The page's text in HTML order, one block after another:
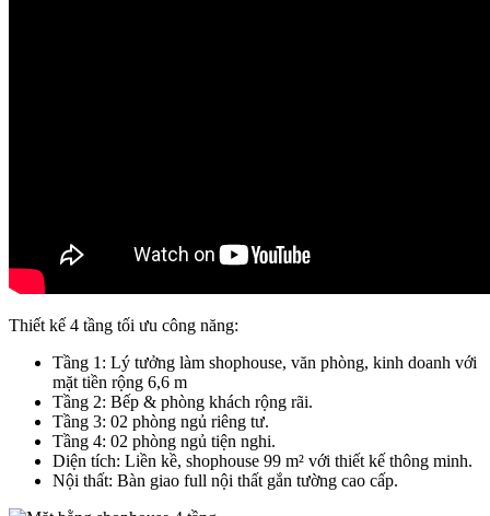
Thiết kế 4 tầng tối ưu công năng:
Tầng 1: Lý tưởng làm shophouse, văn phòng, kinh doanh với
mặt tiền rộng 6,6 m
Tầng 2: Bếp & phòng khách rộng rãi.
Tầng 3: 02 phòng ngủ riêng tư.
Tầng 4: 02 phòng ngủ tiện nghi.
Diện tích: Liền kề, shophouse 99 m² với thiết kế thông minh.
Nội thất: Bàn giao full nội thất gắn tường cao cấp.